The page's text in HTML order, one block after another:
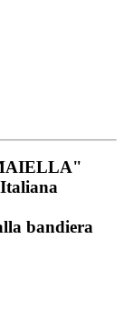
Italiana
bandiera